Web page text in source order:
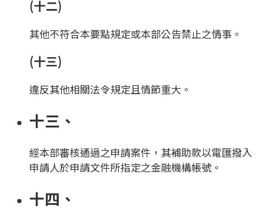
(十二)
其他不符合本要點規定或本部公告禁止之情事。
(十三)
違反其他相關法令規定且情節重大。
十三、
經本部審核通過之申請案件，其補助款以電匯撥入
申請人於申請文件所指定之金融機構帳號。
十四、